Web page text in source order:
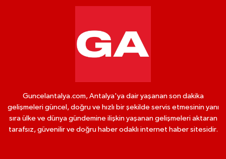
Guncelantalya.com, Antalya'ya dair yaşanan son dakika
gelişmeleri güncel, doğru ve hızlı bir şekilde servis etmesinin yanı
sıra ülke ve dünya gündemine ilişkin yaşanan gelişmeleri aktaran
tarafsız, güvenilir ve doğru haber odaklı internet haber sitesidir.